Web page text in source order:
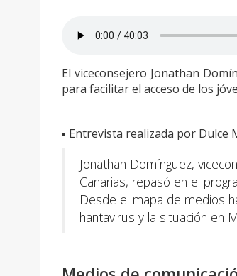
El viceconsejero Jonathan
para facilitar el acceso de los
▪️ Entrevista realizada por Dulce
Jonathan Domínguez,
Canarias, repasó en el
Desde el mapa de medios
hantavirus y la situación en